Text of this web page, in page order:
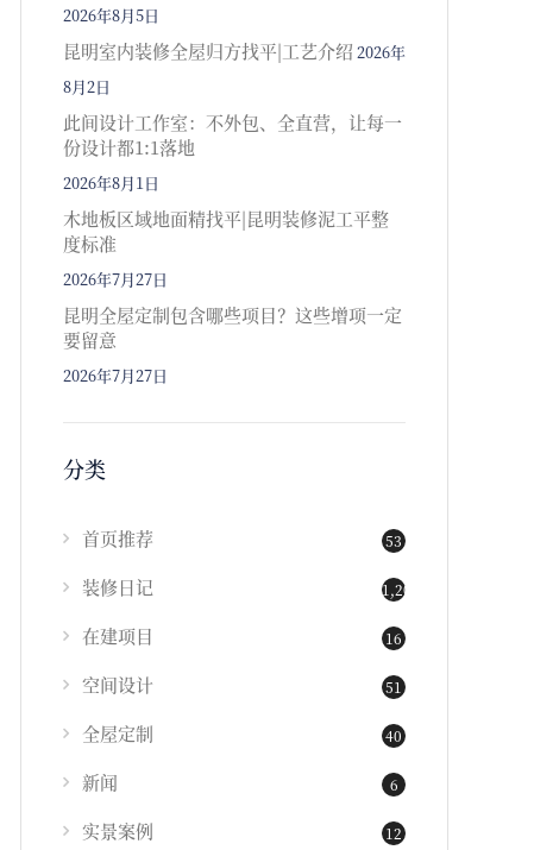
2026年8月5日
昆明室内装修全屋归方找平|工艺介绍 2026年
8月2日
此间设计工作室：不外包、全直营，让每一
份设计都1:1落地
2026年8月1日
木地板区域地面精找平|昆明装修泥工平整
度标准
2026年7月27日
昆明全屋定制包含哪些项目？这些增项一定
要留意
2026年7月27日
分类
首页推荐 53
装修日记 1,202
在建项目 16
空间设计 51
全屋定制 40
新闻 6
实景案例 12